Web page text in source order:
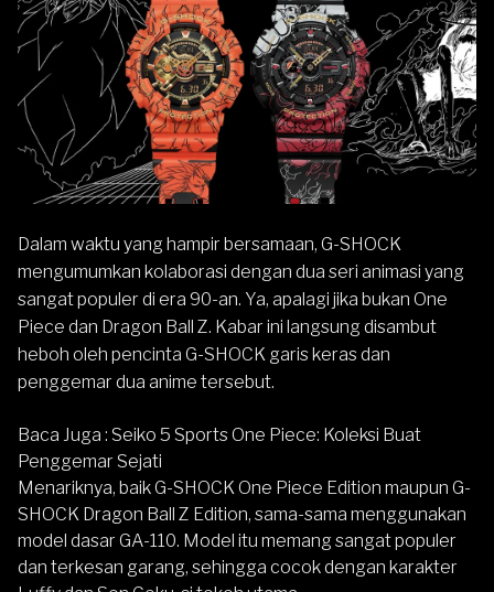
Dalam waktu yang hampir bersamaan, G-SHOCK
mengumumkan kolaborasi dengan dua seri animasi yang
sangat populer di era 90-an. Ya, apalagi jika bukan One
Piece dan Dragon Ball Z. Kabar ini langsung disambut
heboh oleh pencinta G-SHOCK garis keras dan
penggemar dua anime tersebut.
Baca Juga : Seiko 5 Sports One Piece: Koleksi Buat
Penggemar Sejati
Menariknya, baik G-SHOCK One Piece Edition maupun G-
SHOCK Dragon Ball Z Edition, sama-sama menggunakan
model dasar GA-110. Model itu memang sangat populer
dan terkesan garang, sehingga cocok dengan karakter